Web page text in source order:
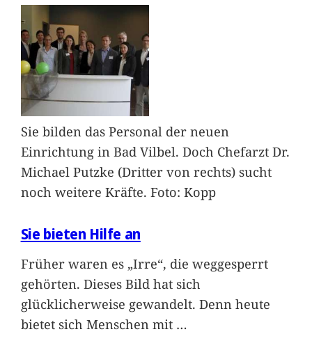
Sie bilden das Personal der neuen
Einrichtung in Bad Vilbel. Doch Chefarzt Dr.
Michael Putzke (Dritter von rechts) sucht
noch weitere Kräfte. Foto: Kopp
Sie bieten Hilfe an
Früher waren es „Irre“, die weggesperrt
gehörten. Dieses Bild hat sich
glücklicherweise gewandelt. Denn heute
bietet sich Menschen mit …